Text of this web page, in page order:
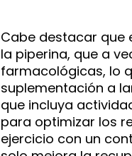
Cabe destacar que
la piperina, que a
farmacológicas, lo
suplementación a
que incluya
para optimizar los
ejercicio con un